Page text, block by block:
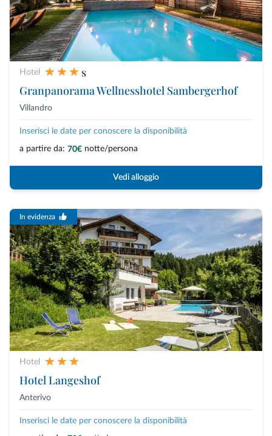
Hotel
s
Granpanorama Wellnesshotel Sambergerhof
Villandro
Inserisci le date per conoscere la disponibilità
a partire da: 70€ notte/persona
Vedi alloggio
In evidenza
Hotel
Hotel Langeshof
Anterivo
Inserisci le date per conoscere la disponibilità